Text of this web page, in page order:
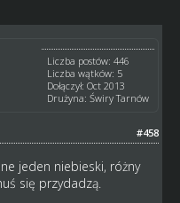
Liczba postów: 446
Liczba wątków: 5
Dołączył: Oct 2013
Drużyna: Świry Tarnów
#458
jeden niebieski, różny
się przydadzą.